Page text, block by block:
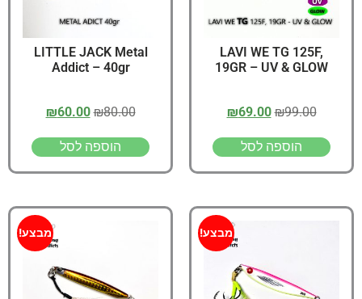
LAVI WE TG 125F,
19GR – UV & GLOW
₪99.00
₪69.00
הוספה לסל
LITTLE JACK Metal
Addict – 40gr
₪80.00
₪60.00
הוספה לסל
מבצע! מבצע!